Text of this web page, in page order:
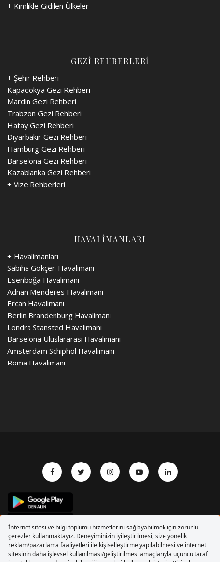
+ Kimlikle Gidilen Ülkeler
GEZİ REHBERLERİ
+ Şehir Rehberi
Kapadokya Gezi Rehberi
Mardin Gezi Rehberi
Trabzon Gezi Rehberi
Hatay Gezi Rehberi
Diyarbakır Gezi Rehberi
Hamburg Gezi Rehberi
Barselona Gezi Rehberi
Kazablanka Gezi Rehberi
+ Vize Rehberleri
HAVALİMANLARI
+ Havalimanları
Sabiha Gökçen Havalimanı
Esenboğa Havalimanı
Adnan Menderes Havalimanı
Ercan Havalimanı
Berlin Brandenburg Havalimanı
Londra Stansted Havalimanı
Barselona Uluslararası Havalimanı
Amsterdam Schiphol Havalimanı
Roma Havalimanı
Copyrights 2017 Pegasus Hava Yolları. Tüm hakları